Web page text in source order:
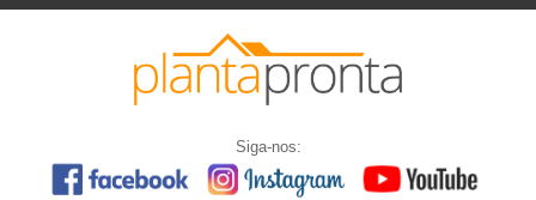
Siga-nos: